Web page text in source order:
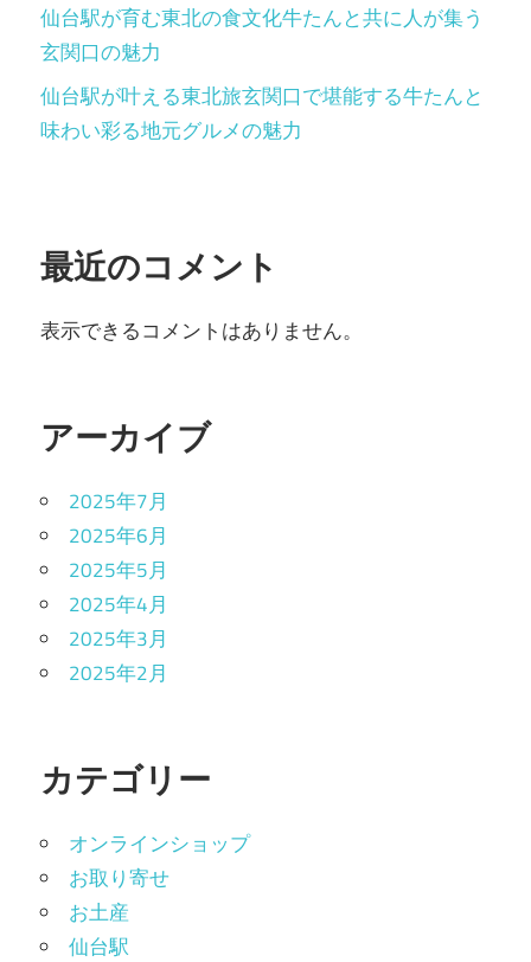
仙台駅が育む東北の食文化牛たんと共に人が集う
玄関口の魅力
仙台駅が叶える東北旅玄関口で堪能する牛たんと
味わい彩る地元グルメの魅力
最近のコメント
表示できるコメントはありません。
アーカイブ
2025年7月
2025年6月
2025年5月
2025年4月
2025年3月
2025年2月
カテゴリー
オンラインショップ
お取り寄せ
お土産
仙台駅